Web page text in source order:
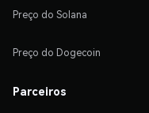
Preço do Solana
Preço do Dogecoin
Parceiros